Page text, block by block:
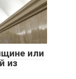
или
из